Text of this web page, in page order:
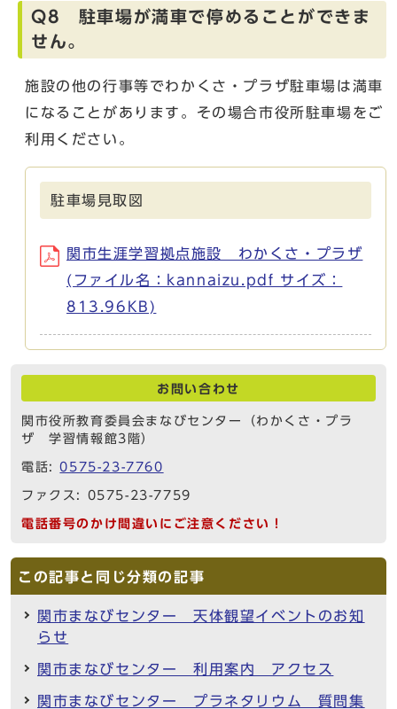
Q8 駐車場が満車で停めることができま
せん。
施設の他の行事等でわかくさ・プラザ駐車場は満車
になることがあります。その場合市役所駐車場をご
利用ください。
駐車場見取図
関市生涯学習拠点施設 わかくさ・プラザ
(ファイル名：kannaizu.pdf サイズ：
813.96KB)
お問い合わせ
関市役所教育委員会まなびセンター（わかくさ・プラ
ザ 学習情報館3階）
電話:0575-23-7760
ファクス: 0575-23-7759
電話番号のかけ間違いにご注意ください！
この記事と同じ分類の記事
関市まなびセンター 天体観望イベントのお知
らせ
関市まなびセンター 利用案内 アクセス
関市まなびセンター プラネタリウム 質問集